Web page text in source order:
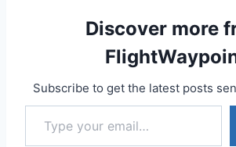
Discover more
Subscribe to get the latest posts
Type your email…